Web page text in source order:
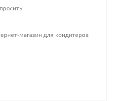
магазин для кондитеров